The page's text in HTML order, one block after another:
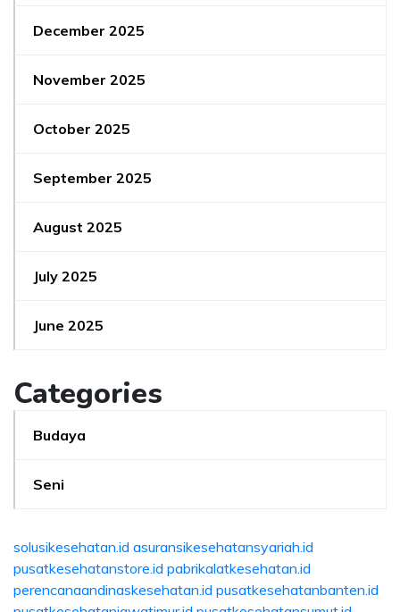
December 2025
November 2025
October 2025
September 2025
August 2025
July 2025
June 2025
Categories
Budaya
Seni
solusikesehatan.id asuransikesehatansyariah.id
pusatkesehatanstore.id pabrikalatkesehatan.id
perencanaandinaskesehatan.id pusatkesehatanbanten.id